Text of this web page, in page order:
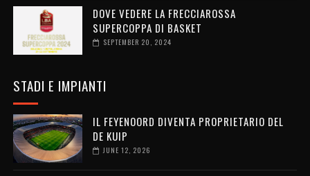
DOVE VEDERE LA FRECCIAROSSA
SUPERCOPPA DI BASKET
SEPTEMBER 20, 2024
STADI E IMPIANTI
IL FEYENOORD DIVENTA PROPRIETARIO DEL
DE KUIP
JUNE 12, 2026